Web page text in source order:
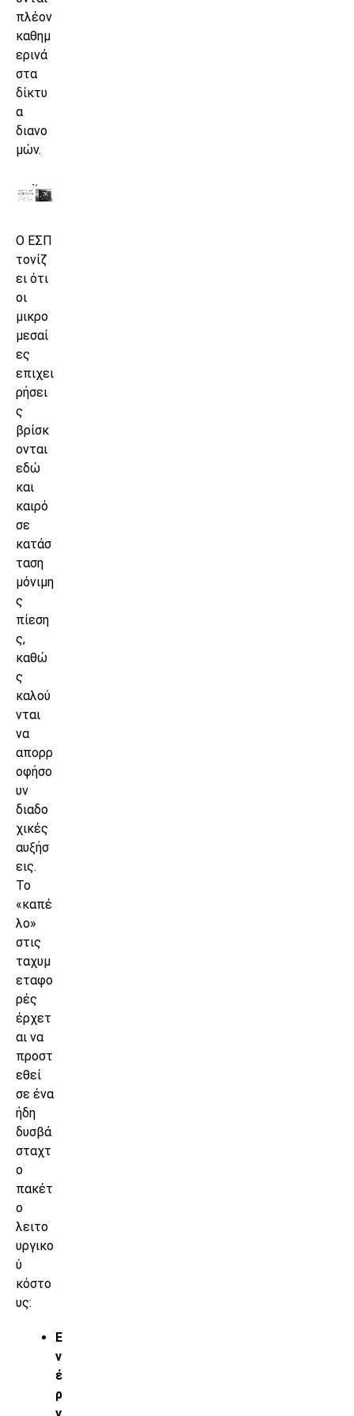
πλέον
καθημ
ερινά
στα
δίκτυ
α
διανο
μών.
Ο ΕΣΠ
τονίζ
ει ότι
οι
μικρο
μεσαί
ες
επιχει
ρήσει
ς
βρίσκ
ονται
εδώ
και
καιρό
σε
κατάσ
ταση
μόνιμη
ς
πίεση
ς,
καθώ
ς
καλού
νται
να
απορρ
οφήσο
υν
διαδο
χικές
αυξήσ
εις.
Το
«καπέ
λο»
στις
ταχυμ
εταφο
ρές
έρχετ
αι να
προστ
εθεί
σε ένα
ήδη
δυσβά
σταχτ
ο
πακέτ
ο
λειτο
υργικο
ύ
κόστο
υς:
Ε
ν
έ
ρ